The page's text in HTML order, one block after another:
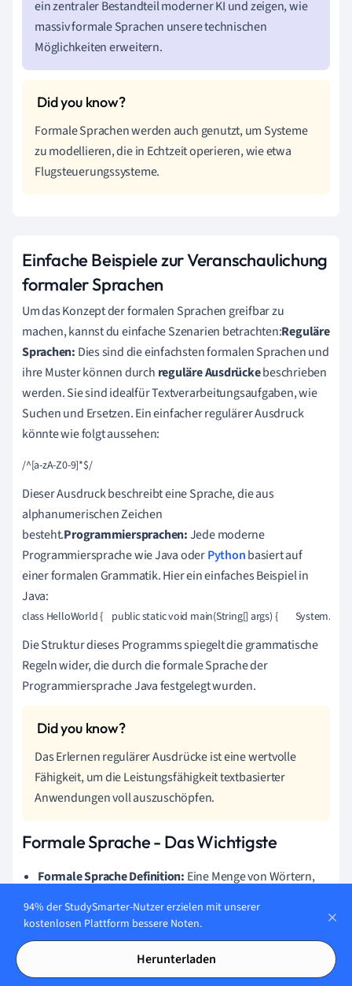
ein zentraler Bestandteil moderner KI und zeigen, wie
massiv formale Sprachen unsere technischen
Möglichkeiten erweitern.
Formale Sprachen werden auch genutzt, um Systeme
zu modellieren, die in Echtzeit operieren, wie etwa
Flugsteuerungssysteme.
Einfache Beispiele zur Veranschaulichung
formaler Sprachen
Um das Konzept der formalen Sprachen greifbar zu
machen, kannst du einfache Szenarien betrachten:Reguläre
Sprachen: Dies sind die einfachsten formalen Sprachen und
ihre Muster können durch reguläre Ausdrückebeschrieben
werden. Sie sind idealfür Textverarbeitungsaufgaben, wie
Suchen und Ersetzen. Ein einfacher regulärer Ausdruck
könnte wie folgt aussehen:
/^[a-zA-Z0-9]*$/
Dieser Ausdruck beschreibt eine Sprache, die aus
alphanumerischen Zeichen
besteht.Programmiersprachen:Jede moderne
Programmiersprache wie Java oderPythonbasiert auf
einer formalen Grammatik. Hier ein einfaches Beispiel in
Java:
class HelloWorld {    public static void main(String[] args) {
Die Struktur dieses Programms spiegelt die grammatische
Regeln wider, die durch die formale Sprache der
Programmiersprache Java festgelegt wurden.
Das Erlernen regulärer Ausdrücke ist eine wertvolle
Fähigkeit, um die Leistungsfähigkeit textbasierter
Anwendungen voll auszuschöpfen.
Formale Sprache - Das Wichtigste
Formale Sprache Definition: Eine Menge von Wörtern,
werden.
Grundlagen:Besteht aus Alphabet, Wort und
Grammatik. Diese definieren die Struktur und Syntax
94% der StudySmarter-Nutzer erzielen mit unserer
kostenlosen Plattform bessere Noten.
Herunterladen